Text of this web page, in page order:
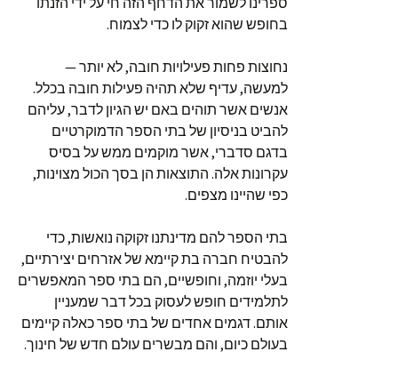
בחופש שהוא זקוק לו כדי לצמוח.
נחוצות פחות פעילויות חובה, לא יותר —
למעשה, עדיף שלא תהיה פעילות חובה בכלל.
אנשים אשר תוהים באם יש הגיון לדבר, עליהם
להביט בניסיון של בתי הספר הדמוקרטיים
בדגם סדברי, אשר מוקמים ממש על בסיס
עקרונות אלה. התוצאות הן בסך הכול מצוינות,
כפי שהיינו מצפים.
בתי הספר להם מדינתנו זקוקה נואשות, כדי
להבטיח חברה בת קיימא של אזרחים יצירתיים,
בעלי יוזמה, וחופשיים, הם בתי ספר המאפשרים
לתלמידים חופש לעסוק בכל דבר שמעניין
אותם. דגמים אחדים של בתי ספר כאלה קיימים
בעולם כיום, והם מבשרים עולם חדש של חינוך.